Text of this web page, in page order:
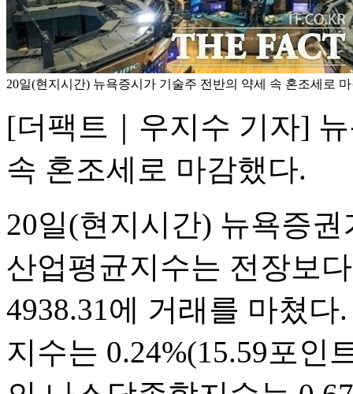
20일(현지시간) 뉴욕증시가 기술주 전반의 약세 속 혼조세로
[더팩트｜우지수 기자]
속 혼조세로 마감했다.
20일(현지시간) 뉴욕증
산업평균지수는 전장보
4938.31에 거래를 마쳤
지수는 0.24%(15.59포인